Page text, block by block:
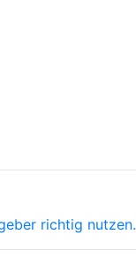
richtig nutzen.